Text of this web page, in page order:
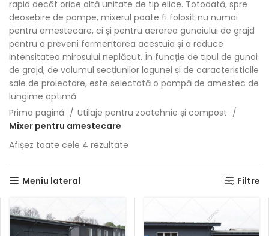
rapid decât orice altă unitate de tip elice. Totodată, spre
deosebire de pompe, mixerul poate fi folosit nu numai
pentru amestecare, ci și pentru aerarea gunoiului de grajd
pentru a preveni fermentarea acestuia și a reduce
intensitatea mirosului neplăcut. În funcție de tipul de gunoi
de grajd, de volumul secțiunilor lagunei și de caracteristicile
sale de proiectare, este selectată o pompă de amestec de
lungime optimă
Prima pagină
Utilaje pentru zootehnie și compost
Mixer pentru amestecare
Afișez toate cele 4 rezultate
Meniu lateral
Filtre